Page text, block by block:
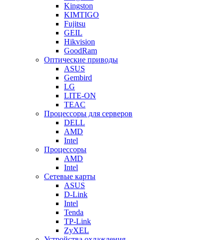
Kingston
KIMTIGO
Fujitsu
GEIL
Hikvision
GoodRam
Оптические приводы
ASUS
Gembird
LG
LITE-ON
TEAC
Процессоры для серверов
DELL
AMD
Intel
Процессоры
AMD
Intel
Сетевые карты
ASUS
D-Link
Intel
Tenda
TP-Link
ZyXEL